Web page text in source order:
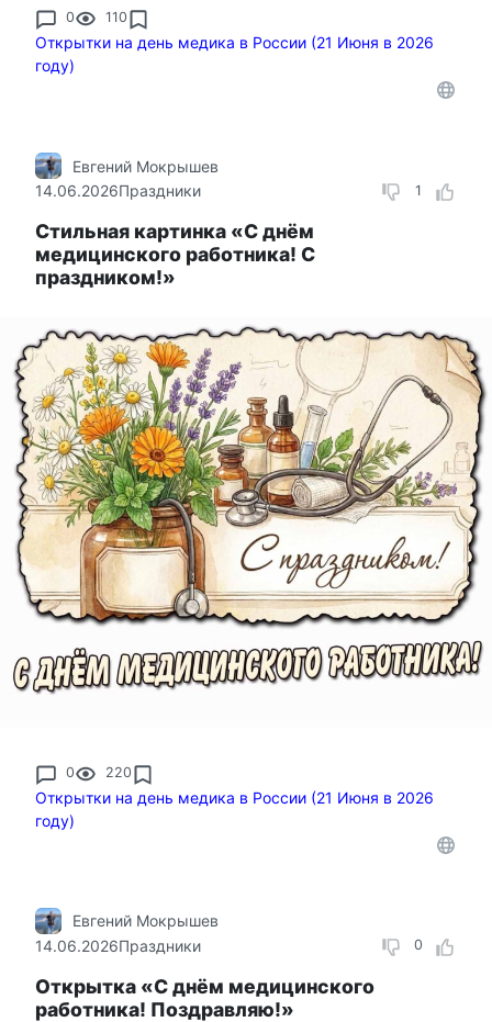
0 110
Открытки на день медика в России (21 Июня в 2026
году)
1
Евгений Мокрышев
14.06.2026Праздники
Стильная картинка «С днём
медицинского работника! С
праздником!»
0 220
Открытки на день медика в России (21 Июня в 2026
году)
0
Евгений Мокрышев
14.06.2026Праздники
Открытка «С днём медицинского
работника! Поздравляю!»